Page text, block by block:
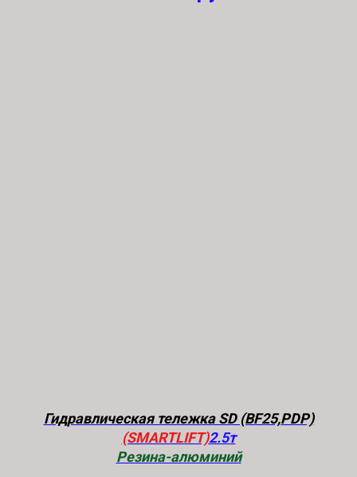
Гидравлическая тележка SD (BF25,PDP)
(SMARTLIFT)2.5т
Резина-алюминий